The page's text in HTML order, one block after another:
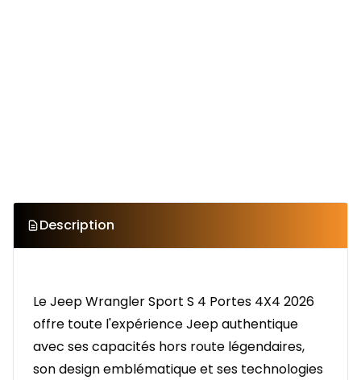
Description
Le Jeep Wrangler Sport S 4 Portes 4X4 2026
offre toute l'expérience Jeep authentique
avec ses capacités hors route légendaires,
son design emblématique et ses technologies